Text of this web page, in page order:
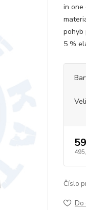
in one
pohyb
5 %
Číslo
Do